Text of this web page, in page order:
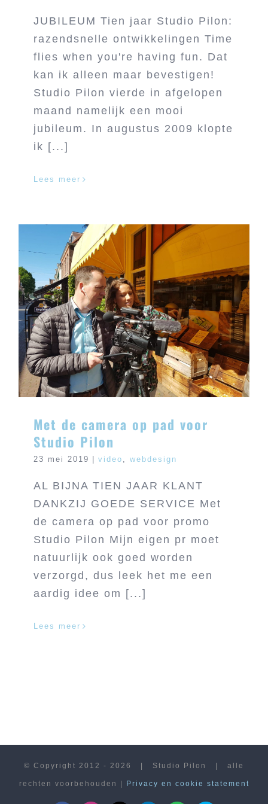
JUBILEUM Tien jaar Studio Pilon:
razendsnelle ontwikkelingen Time
flies when you're having fun. Dat
kan ik alleen maar bevestigen!
Studio Pilon vierde in afgelopen
maand namelijk een mooi
jubileum. In augustus 2009 klopte
ik [...]
Lees meer
Met de camera op pad voor Studio Pilon
Met de camera op pad voor
Studio Pilon
23 mei 2019 video , webdesign
AL BIJNA TIEN JAAR KLANT
DANKZIJ GOEDE SERVICE Met
de camera op pad voor promo
Studio Pilon Mijn eigen pr moet
natuurlijk ook goed worden
verzorgd, dus leek het me een
aardig idee om [...]
Lees meer
© Copyright 2012 - 2026 | Studio Pilon | alle
rechten voorbehouden | Privacy en cookie statement